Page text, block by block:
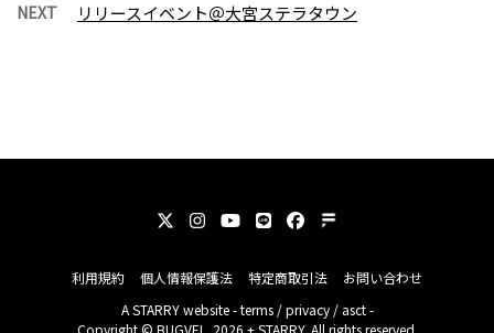
NEXT
リリースイベント＠大宮ステラタウン
利用規約 個人情報保護法 特定商取引法
お問い合わせ
ASTARRYwebsite -terms/privacy/ asct-
Copyright © BUGVEL. 2026 + STARRY. All rights reserved.